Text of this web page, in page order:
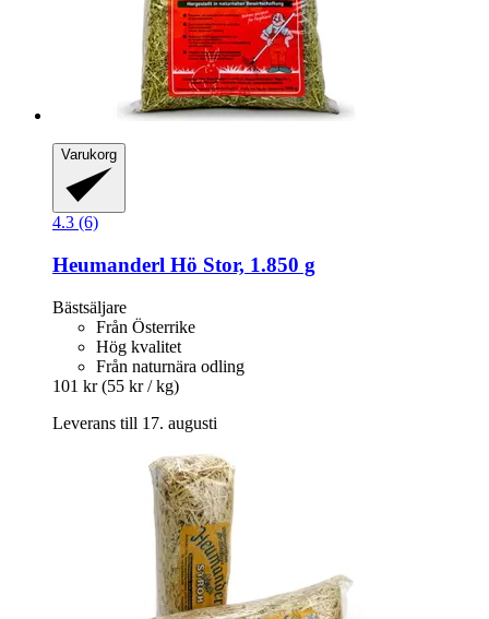
Varukorg
4.3 (6)
Heumanderl Hö Stor, 1.850 g
Bästsäljare
Från Österrike
Hög kvalitet
Från naturnära odling
101 kr (55 kr / kg)
Leverans till 17. augusti